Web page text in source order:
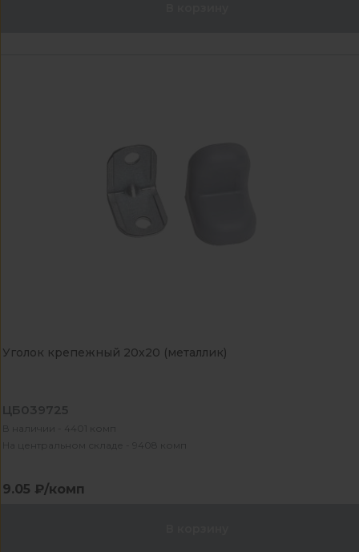
Уголок крепежный 20х20 (металлик)
ЦБ039725
В наличии - 4401 комп
На центральном складе - 9408 комп
9.05 ₽/комп